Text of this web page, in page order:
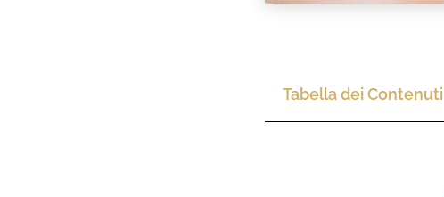
Tabella dei Contenuti